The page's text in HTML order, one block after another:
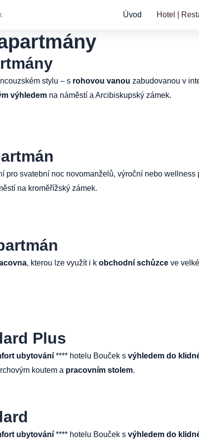
Úvod Hotel |
stylu – s rohovou vanou zabudovanou v
výhledem na náměstí a Arcibiskupský zámek.
pro svatební noc novomanželů, výroční nebo
na kroměřížský zámek.
, kterou lze využít i k obchodní schůzce ve
Plus
ubytování **** hotelu Bouček s výhledem do
koutem a pracovním stolem.
ubytování **** hotelu Bouček s výhledem do